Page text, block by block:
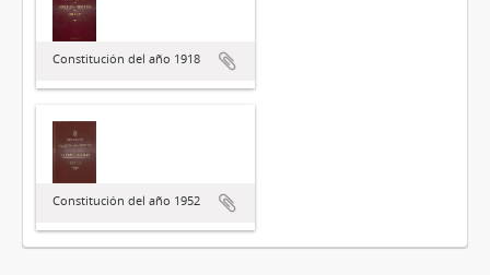
Constitución del año 1918
Constitución del año 1952